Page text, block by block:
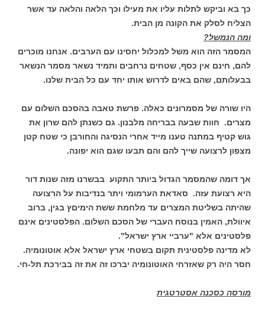
כך בא וביקש לתלות עליו את מעילו וכך הלאה והלאה עד אשר
הצליח לסלק את הקונה מן הבית.
ומה הנמשל?
המסמר הזה הוא משל למכלול יחסינו עם הערבים. אנחנו מוכרים
להם, חינם אין כסף, שטחים נרחבים ותמיד נשאר מסמר הנשאר
בבעלותם, שהם באים לדרוש אותו יחד עם כל הבית שלנו.
היו שורה של מסמרונים כאלה. פרשת טאבה בהסכם השלום עם
מצרים. חוות שבעה בבריחה מלבנון. גם כשנתן להם שרון את
גוש קטיף במתנה טענו מייד אחרי הנסיגה והחורבן כי שטח קטן
מצפון לרצועה שייך להם והם תבעו שגם הוא יפונה.
אך דומה שהמסמר הגדול ביותר התקוע בבשרנו מזה שנות דור
היא רצועת עזה. סאדאת הערמומי ויתר בנדיבות על הרצועה
שהיתה בשליטת המצרים עד מלחמת ששת הימיםץ בגין, ברוב
איוולת, האמין בנוסח העברי של הסכם השלום. הפלסטינים אינם
פלסטינים אלא "ערביי ארץ ישראל".
לא מדינה פלסטינית תקום בשטחי ארץ ישראל אלא אוטונומיה.
חסר היה רק שאזרחי האוטונומיה יברכו זה את זה בבירכת תל-חי.
מורסה כסכנה אסטרטגית